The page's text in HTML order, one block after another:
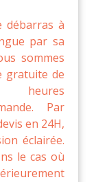
débarras à
par sa
sommes
gratuite de
heures
Par
en 24H,
éclairée.
le cas où